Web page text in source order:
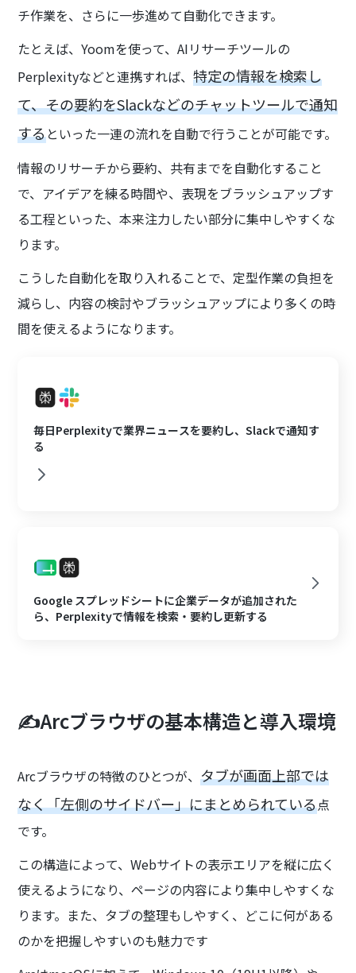
チ作業を、さらに一歩進めて自動化できます。
たとえば、Yoomを使って、AIリサーチツールの
Perplexityなどと連携すれば、特定の情報を検索し
て、その要約をSlackなどのチャットツールで通知
するといった一連の流れを自動で行うことが可能です。
情報のリサーチから要約、共有までを自動化すること
で、アイデアを練る時間や、表現をブラッシュアップす
る工程といった、本来注力したい部分に集中しやすくな
ります。
こうした自動化を取り入れることで、定型作業の負担を
減らし、内容の検討やブラッシュアップにより多くの時
間を使えるようになります。
毎日Perplexityで業界ニュースを要約し、Slackで通知す
る
Google スプレッドシートに企業データが追加された
ら、Perplexityで情報を検索・要約し更新する
✍️Arcブラウザの基本構造と導入環境
Arcブラウザの特徴のひとつが、タブが画面上部では
なく「左側のサイドバー」にまとめられている点
です。
この構造によって、Webサイトの表示エリアを縦に広く
使えるようになり、ページの内容により集中しやすくな
ります。また、タブの整理もしやすく、どこに何がある
のかを把握しやすいのも魅力です